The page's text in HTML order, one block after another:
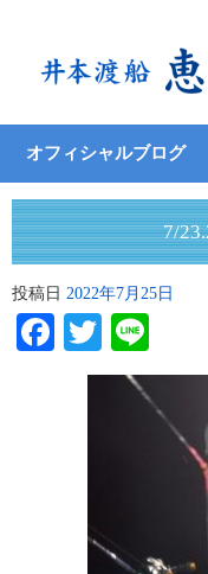
オフィシャルブログ
7/
投稿日 2022年7月25日
Facebook
Twitter